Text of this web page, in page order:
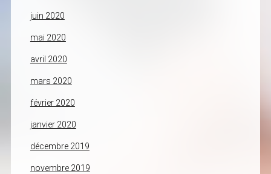
juin 2020
mai 2020
avril 2020
mars 2020
février 2020
janvier 2020
décembre 2019
novembre 2019